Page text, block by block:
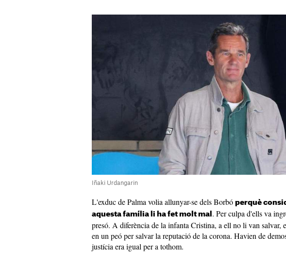
Iñaki Urdangarin
L'exduc de Palma volia allunyar-se dels Borbó perquè
aquesta família li ha fet molt mal . Per culpa d'ells va
presó. A diferència de la infanta Cristina, a ell no li van salvar,
en un peó per salvar la reputació de la corona. Havien de
justícia era igual per a tothom.